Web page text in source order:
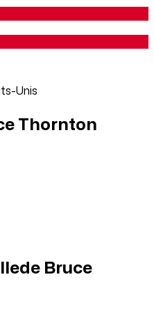
Unis
Thornton
de Bruce